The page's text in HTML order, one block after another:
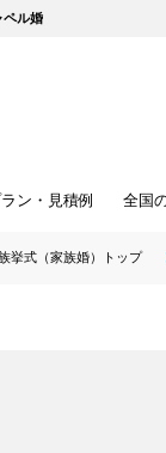
ペル婚
ン・見積例 全国
挙式（家族婚）トップ